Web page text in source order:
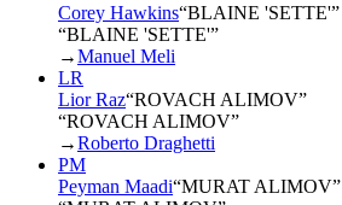
Corey Hawkins“BLAINE 'SETTE'”
“BLAINE 'SETTE'”
→Manuel Meli
LR
Lior Raz“ROVACH ALIMOV”
“ROVACH ALIMOV”
→Roberto Draghetti
PM
Peyman Maadi“MURAT ALIMOV”